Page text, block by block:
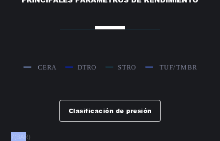
Clasificación de presión
7(BAR)